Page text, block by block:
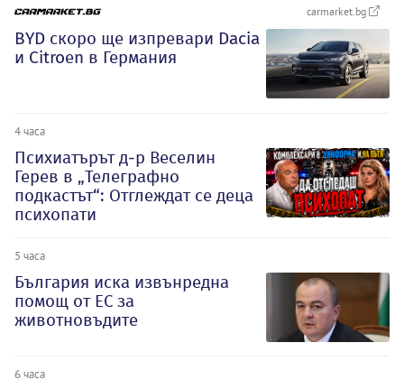
carmarket.bg
BYD скоро ще изпревари Dacia
и Citroеn в Германия
4 часа
Психиатърът д-р Веселин
Герев в „Телеграфно
подкастът“: Отглеждат се деца
психопати
5 часа
България иска извънредна
помощ от ЕС за
животновъдите
6 часа